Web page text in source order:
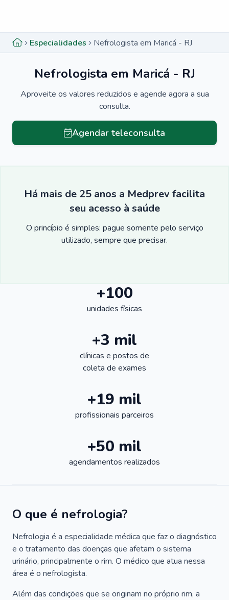
Especialidades Nefrologista em Maricá - RJ
Nefrologista em Maricá - RJ
Aproveite os valores reduzidos e agende agora a sua
consulta.
Agendar teleconsulta
Há mais de 25 anos a Medprev facilita
seu acesso à saúde
O princípio é simples: pague somente pelo serviço
utilizado, sempre que precisar.
+100
unidades físicas
+3 mil
clínicas e postos de
coleta de exames
+19 mil
profissionais parceiros
+50 mil
agendamentos realizados
O que é nefrologia?
Nefrologia é a especialidade médica que faz o diagnóstico
e o tratamento das doenças que afetam o sistema
urinário, principalmente o rim. O médico que atua nessa
área é o nefrologista.
Além das condições que se originam no próprio rim, a